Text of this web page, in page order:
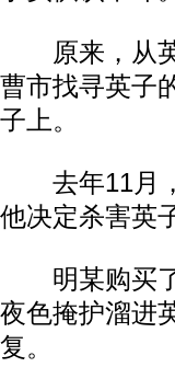
原来，从英
曹市找寻英子
子上。
去年11月，
他决定杀害英
明某购买了
夜色掩护溜进
复。